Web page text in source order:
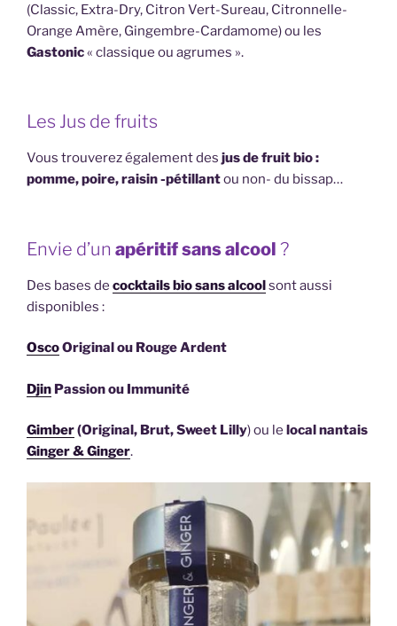
(Classic, Extra-Dry, Citron Vert-Sureau, Citronnelle-
Orange Amère, Gingembre-Cardamome) ou les
Gastonic« classique ou agrumes ».
Les Jus de fruits
Vous trouverez également des jus de fruit bio :
pomme, poire, raisin -pétillantou non- du bissap…
Envie d’un apéritif sans alcool ?
Des bases de cocktails bio sans alcoolsont aussi
disponibles :
OscoOriginal ou Rouge Ardent
Djin Passion ou Immunité
Gimber(Original, Brut, Sweet Lilly) ou le local nantais
Ginger & Ginger.